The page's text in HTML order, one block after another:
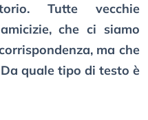
Tutte vecchie
che ci siamo
ma che
quale tipo di testo è